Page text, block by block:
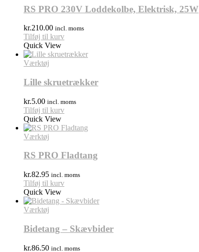
RS PRO 230V Loddekolbe, Elektrisk, 25W
kr.210.00 incl. moms
Tilføj til kurv
Quick View
Værktøj
Lille skruetrækker
kr.5.00 incl. moms
Tilføj til kurv
Quick View
Værktøj
RS PRO Fladtang
kr.82.95 incl. moms
Tilføj til kurv
Quick View
Værktøj
Bidetang – Skævbider
kr.86.50 incl. moms